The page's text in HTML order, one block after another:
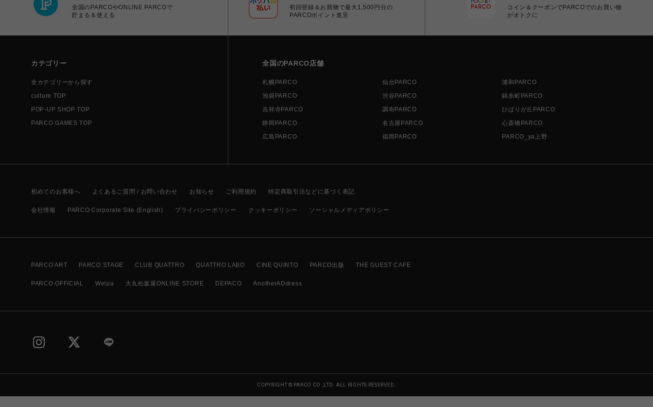
全国のPARCOやONLINE PARCOで
貯まる＆使える
初回登録＆お買物で最大1,500円分の
PARCOポイント進呈
コイン＆クーポンでPARCOでのお買い物
がオトクに
カテゴリー
全カテゴリーから探す
culture TOP
POP-UP SHOP TOP
PARCO GAMES TOP
全国のPARCO店舗
札幌PARCO 仙台PARCO
浦和PARCO
池袋PARCO
渋谷PARCO
錦糸町PARCO
吉祥寺PARCO
調布PARCO
ひばりが丘PARCO
静岡PARCO
名古屋PARCO
心斎橋PARCO
広島PARCO
福岡PARCO PARCO_ya上野
初めてのお客様へ よくあるご質問 / お問い合わせ お知らせ ご利用規約 特定商取引法などに基づく表記
会社情報 PARCO Corporate Site (English) プライバシーポリシー クッキーポリシー ソーシャルメディアポリシー
PARCO ART PARCO STAGE CLUB QUATTRO QUATTRO LABO CINE QUINTO PARCO出版 THE GUEST CAFE
PARCO OFFICIAL Welpa 大丸松坂屋ONLINE STORE DEPACO AnotherADdress
COPYRIGHT © PARCO CO.,LTD. ALL RIGHTS RESERVED.